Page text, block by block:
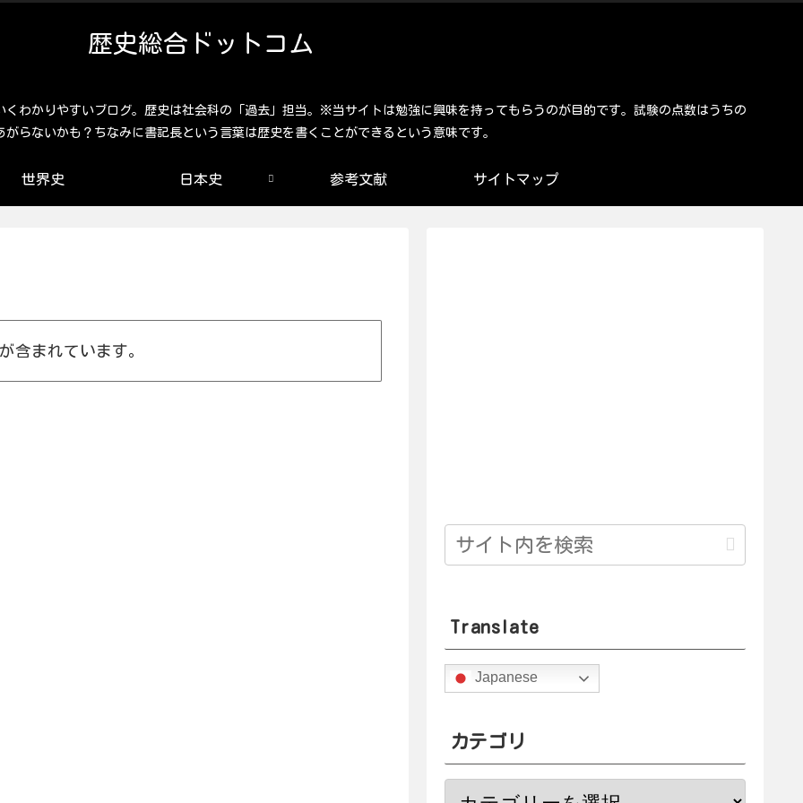
歴史総合ドットコム
わかりやすいブログ。歴史は社会科の「過去」担当。※当サイトは勉強に興味を持ってもらうのが目的です。試験の点数はうちの
がらないかも？ちなみに書記長という言葉は歴史を書くことができるという意味です。
世界史 日本史 参考文献 サイトマップ
含まれています。
Translate
Japanese
カテゴリ